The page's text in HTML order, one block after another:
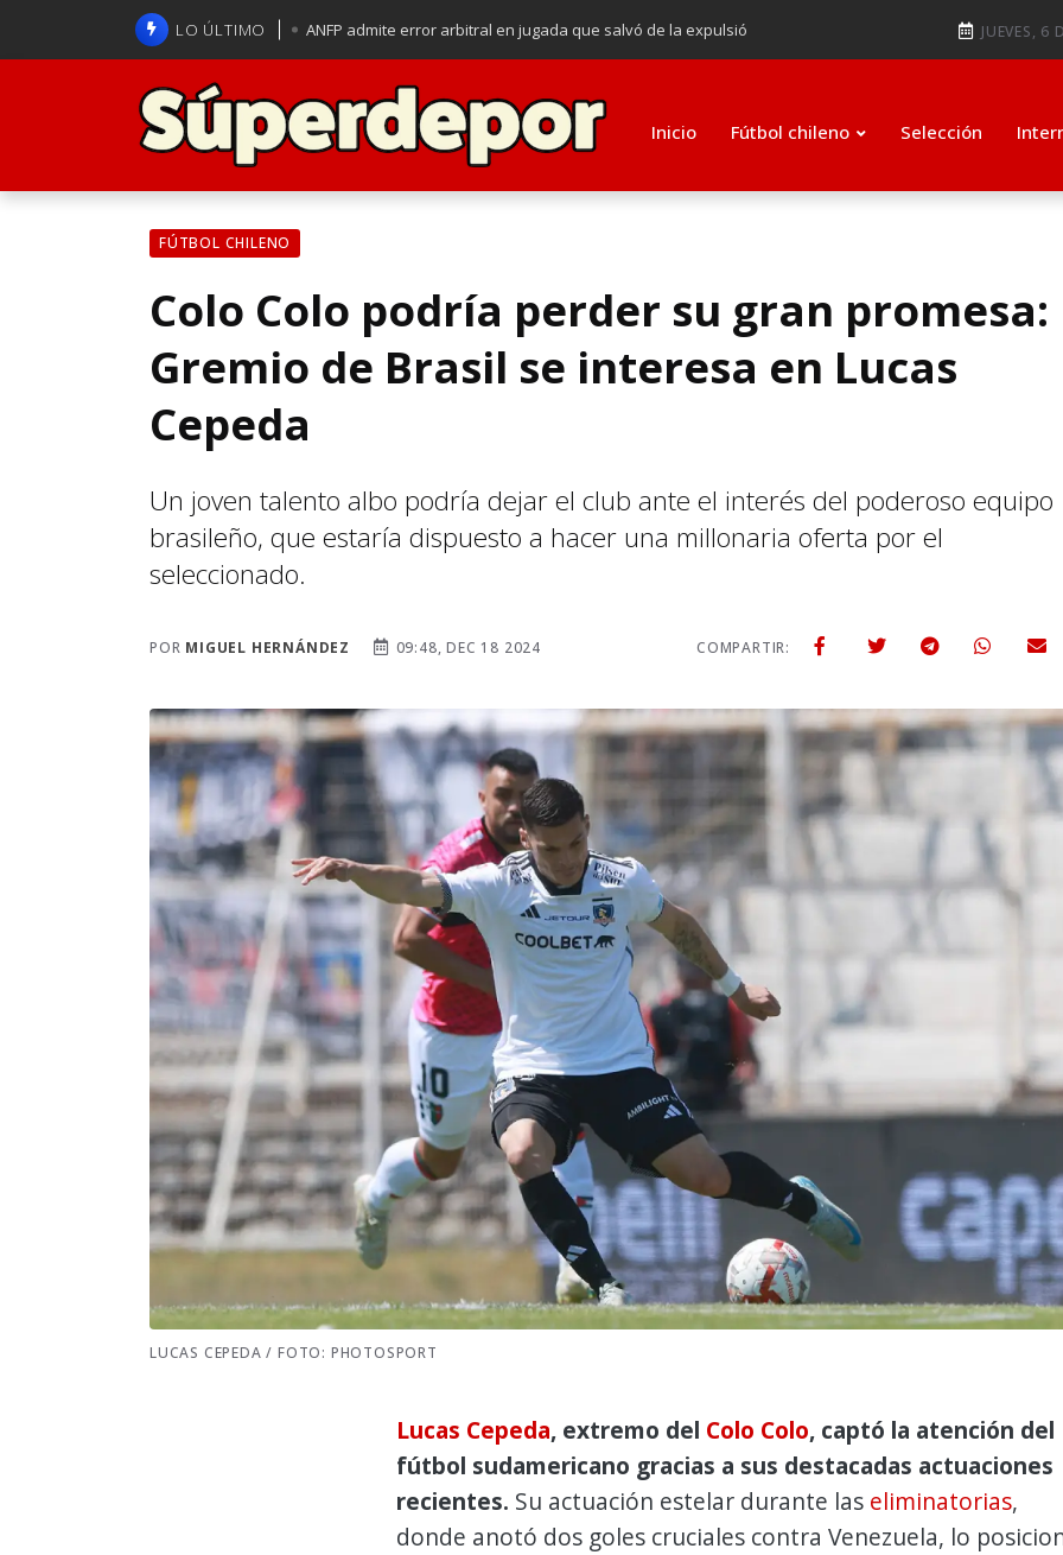
LO ÚLTIMO ANFP admite error arbitral en jugada que salvó de la expulsió
La U se aferra a la esperanza de clasificar a octavos de
Brasil anuncia a Carlo Ancelotti como su nuevo entrenador para
JUEVES, 6
Inicio Fútbol chileno Selección
FÚTBOL CHILENO
Colo Colo podría perder su gran promesa:
Gremio de Brasil se interesa en Lucas
Cepeda
Un joven talento albo podría dejar el club ante el interés del poderoso equipo
brasileño, que estaría dispuesto a hacer una millonaria oferta por el
seleccionado.
POR MIGUEL HERNÁNDEZ 09:48, DEC 18 2024 COMPARTIR:
LUCAS CEPEDA / FOTO: PHOTOSPORT
Lucas Cepeda, extremo del Colo Colo, captó la atención del
fútbol sudamericano gracias a sus destacadas actuaciones
recientes. Su actuación estelar durante las eliminatorias,
donde anotó dos goles cruciales contra Venezuela, lo